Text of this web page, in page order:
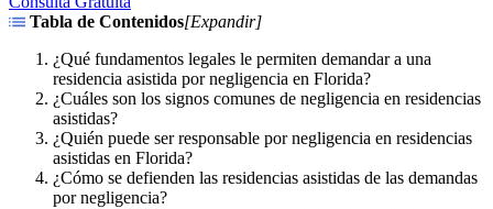
Tabla de Contenidos[Expandir]
¿Qué fundamentos legales le permiten demandar a una
residencia asistida por negligencia en Florida?
¿Cuáles son los signos comunes de negligencia en residencias
asistidas?
¿Quién puede ser responsable por negligencia en residencias
asistidas en Florida?
¿Cómo se defienden las residencias asistidas de las demandas
por negligencia?